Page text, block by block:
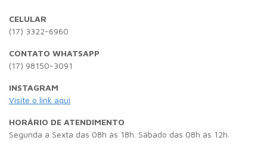
CELULAR
(17) 3322-6960
CONTATO WHATSAPP
(17) 98150-3091
INSTAGRAM
Visite o link aqui
HORÁRIO DE ATENDIMENTO
Segunda a Sexta das 08h às 18h. Sábado das 08h às 12h.